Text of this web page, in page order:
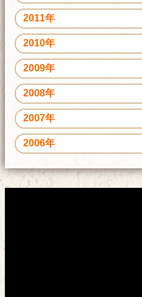
2011年
2010年
2009年
2008年
2007年
2006年